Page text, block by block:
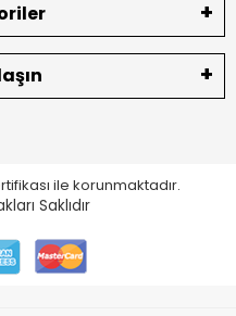
ile korunmaktadır.
Saklıdır